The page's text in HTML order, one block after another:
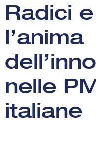
Radici
l’anima
nelle
italiane